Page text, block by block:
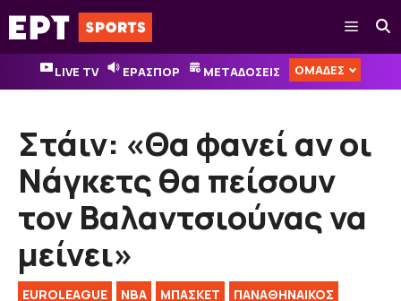
Μετάβαση
σε
περιεχόμενο
Μενού
LIVE TV ΕΡΑΣΠΟΡ ΜΕΤΑΔΟΣΕΙΣ ΟΜΑΔΕΣ
Στάιν: «Θα φανεί αν οι
Νάγκετς θα πείσουν
τον Βαλαντσιούνας να
μείνει»
EUROLEAGUE NBA ΜΠΑΣΚΕΤ ΠΑΝΑΘΗΝΑΙΚΟΣ